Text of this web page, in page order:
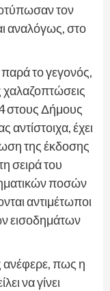
τον
αναλόγως, στο
το γεγονός,
χαλαζοπτώσεις
στους Δήμους
έχει
της έκδοσης
σειρά του
ποσών
αντιμέτωποι
εισοδημάτων
ανέφερε, πως η
να γίνει